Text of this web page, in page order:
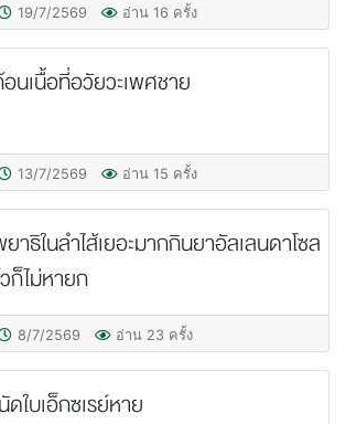
19/7/2569 อ่าน 16 ครั้ง
นเนื้อที่อวัยวะเพศชาย
13/7/2569 อ่าน 15 ครั้ง
าธิในลำไส้เยอะมากกินยาอัลเลนดาโซล
ก็ไม่หายก
8/7/2569 อ่าน 23 ครั้ง
ดใบเอ็กซเรย์หาย